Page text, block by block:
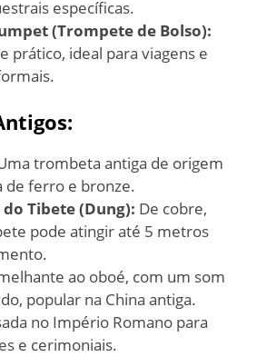
específicas.
(Trompete de Bolso):
prático, ideal para viagens e
trombeta antiga de origem
de ferro e bronze.
Tibete (Dung): De cobre,
pode atingir até 5 metros
ao oboé, com um som
popular na China antiga.
no Império Romano para
e cerimoniais.